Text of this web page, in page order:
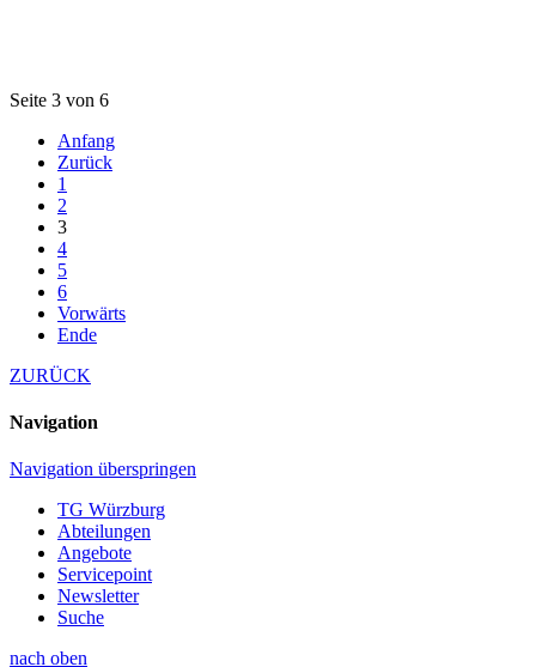
Seite 3 von 6
Anfang
Zurück
1
2
3
4
5
6
Vorwärts
Ende
ZURÜCK
Navigation
Navigation überspringen
TG Würzburg
Abteilungen
Angebote
Servicepoint
Newsletter
Suche
nach oben